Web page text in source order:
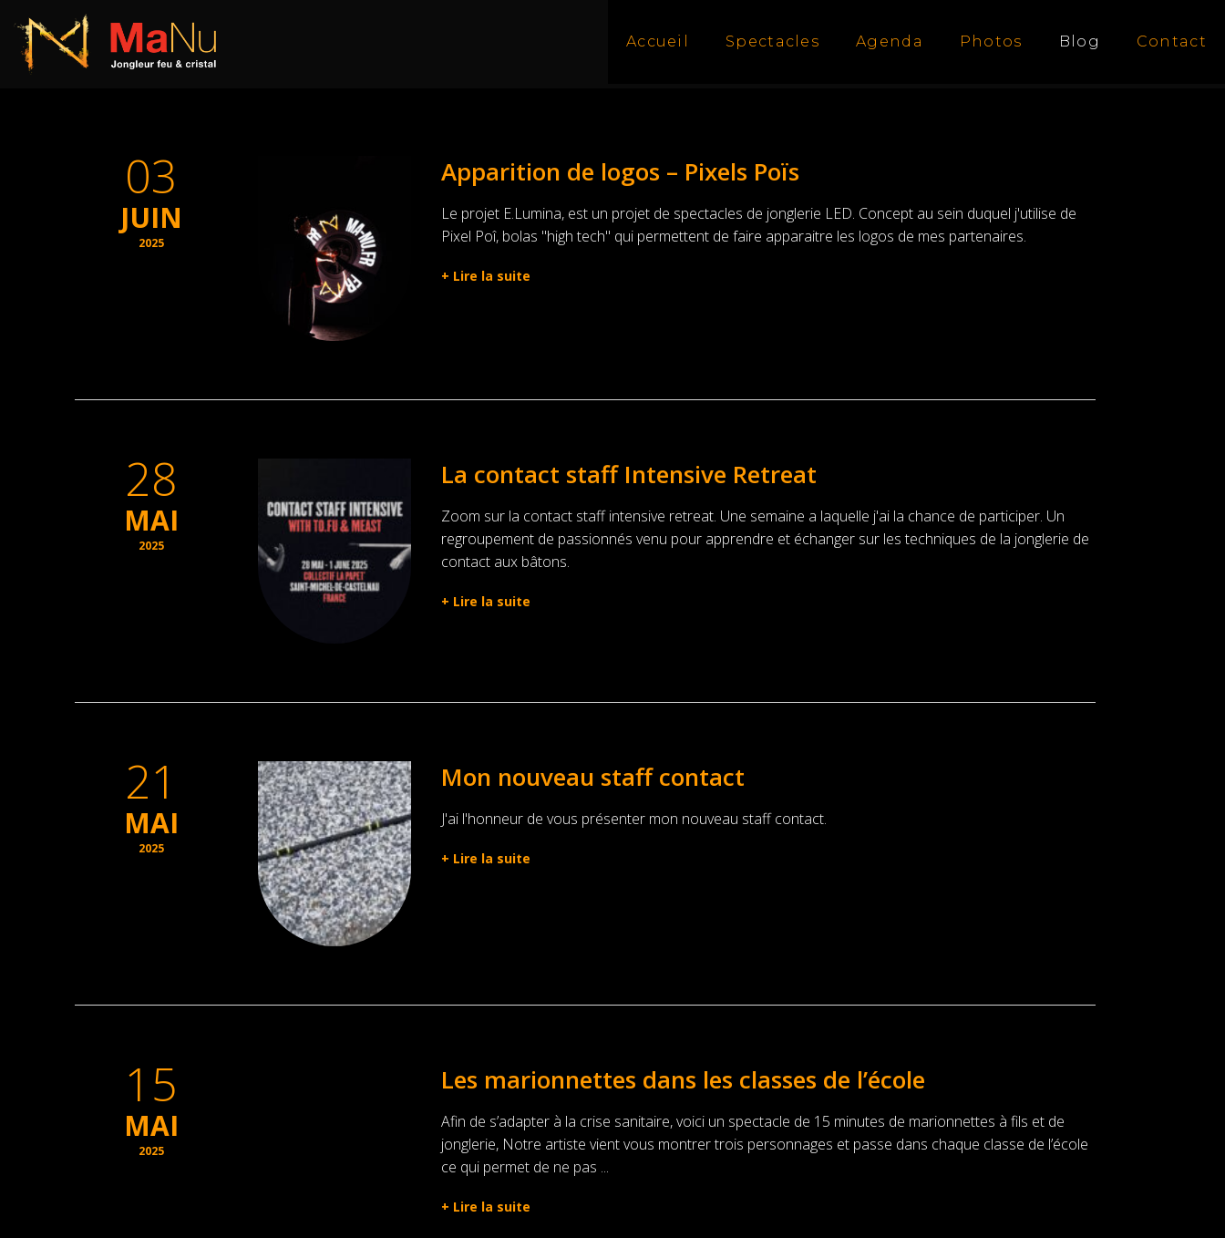
Accueil Spectacles Agenda Photos Blog Contact
03
JUIN
2025
Apparition de logos – Pixels Poïs
Le projet E.Lumina, est un projet de spectacles de jonglerie LED. Concept au sein duquel j'utilise de
Pixel Poî, bolas "high tech" qui permettent de faire apparaitre les logos de mes partenaires.
+ Lire la suite
28
MAI
2025
La contact staff Intensive Retreat
Zoom sur la contact staff intensive retreat. Une semaine a laquelle j'ai la chance de participer. Un
regroupement de passionnés venu pour apprendre et échanger sur les techniques de la jonglerie de
contact aux bâtons.
+ Lire la suite
21
MAI
2025
Mon nouveau staff contact
J'ai l'honneur de vous présenter mon nouveau staff contact.
+ Lire la suite
15
MAI
2025
Les marionnettes dans les classes de l’école
Afin de s’adapter à la crise sanitaire, voici un spectacle de 15 minutes de marionnettes à fils et de
jonglerie, Notre artiste vient vous montrer trois personnages et passe dans chaque classe de l’école
ce qui permet de ne pas ...
+ Lire la suite